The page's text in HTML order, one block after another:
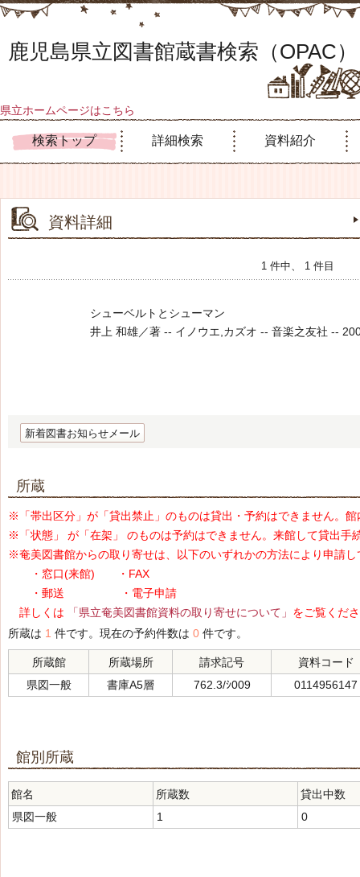
鹿児島県立図書館蔵書検索（OPAC）
県立ホームページはこちら
検索トップ 詳細検索 資料紹介
資料詳細
1 件中、 1 件目
シューベルトとシューマン
井上 和雄／著 -- イノウエ,カズオ -- 音楽之友社 --
新着図書お知らせメール
所蔵
※「帯出区分」が「貸出禁止」のものは貸出・予約はできません。
※「状態」 が「在架」 のものは予約はできません。来館して貸出手
※奄美図書館からの取り寄せは、以下のいずれかの方法により申請し
・窓口(来館) ・FAX
・郵送 ・電子申請
詳しくは
「県立奄美図書館資料の取り寄せについて」 をご覧くだ
所蔵は 1 件です。現在の予約件数は 0 件です。
所蔵館 所蔵場所 請求記号
資料コード
県図一般
書庫A5層 762.3/ｼ009 0114956147
館別所蔵
館名 所蔵数
貸出中数
県図一般
1 0